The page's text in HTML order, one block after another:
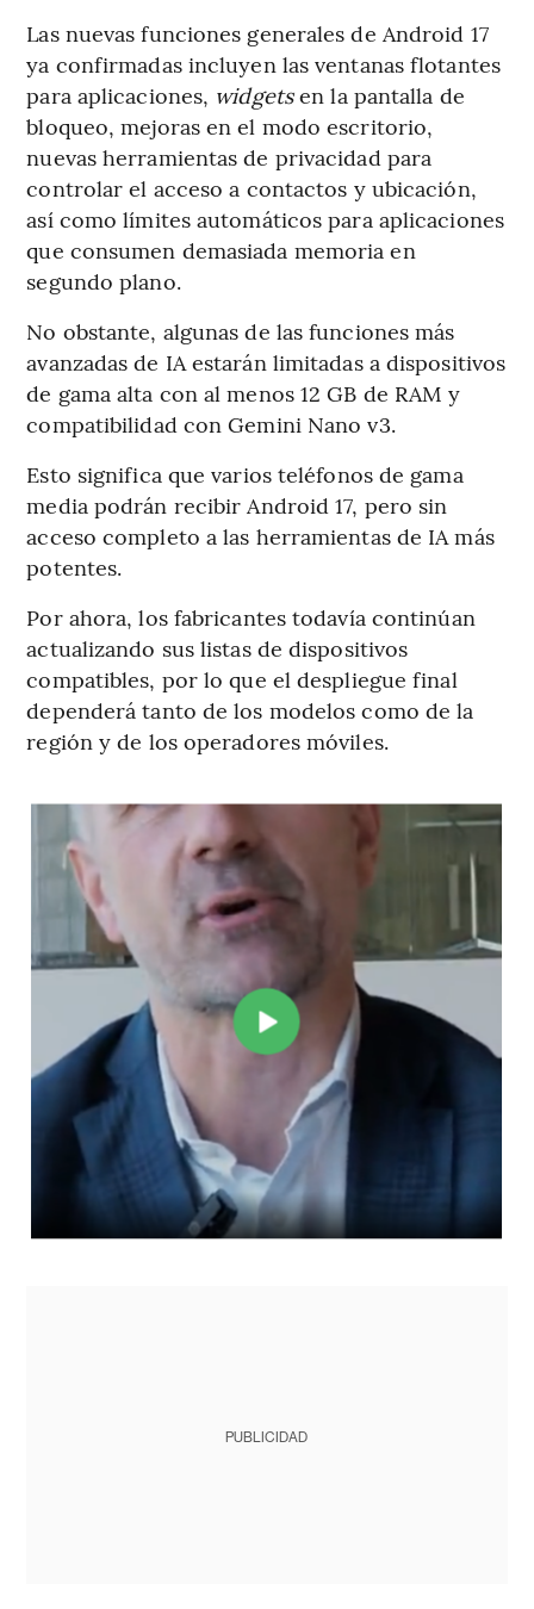
Las nuevas funciones generales de Android 17
ya confirmadas incluyen las ventanas flotantes
para aplicaciones, widgetsen la pantalla de
bloqueo, mejoras en el modo escritorio,
nuevas herramientas de privacidad para
controlar el acceso a contactos y ubicación,
así como límites automáticos para aplicaciones
que consumen demasiada memoria en
segundo plano.
No obstante, algunas de las funciones más
avanzadas de IA estarán limitadas a dispositivos
de gama alta con al menos 12 GB de RAM y
compatibilidad con Gemini Nano v3.
Esto significa que varios teléfonos de gama
media podrán recibir Android 17, pero sin
acceso completo a las herramientas de IA más
potentes.
Por ahora, los fabricantes todavía continúan
actualizando sus listas de dispositivos
compatibles, por lo que el despliegue final
dependerá tanto de los modelos como de la
región y de los operadores móviles.
PUBLICIDAD